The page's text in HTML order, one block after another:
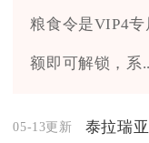
粮食令是VIP4
额即可解锁，系
05-13更新